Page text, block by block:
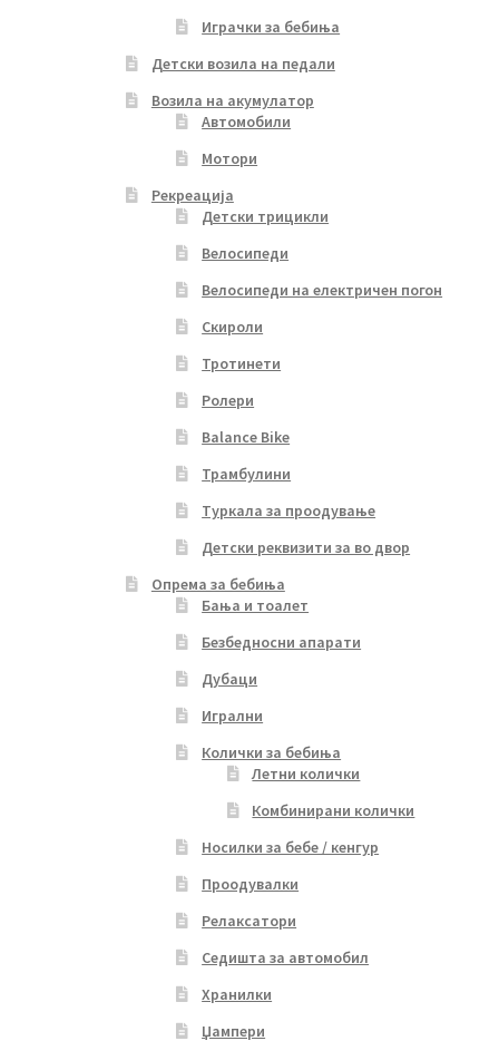
Играчки за бебиња
Детски возила на педали
Возила на акумулатор
Автомобили
Мотори
Рекреација
Детски трицикли
Велосипеди
Велосипеди на електричен погон
Скироли
Тротинети
Ролери
Balance Bike
Трамбулини
Туркала за проодување
Детски реквизити за во двор
Опрема за бебиња
Бања и тоалет
Безбедносни апарати
Дубаци
Игрални
Колички за бебиња
Летни колички
Комбинирани колички
Носилки за бебе / кенгур
Проодувалки
Релаксатори
Седишта за автомобил
Хранилки
Џампери